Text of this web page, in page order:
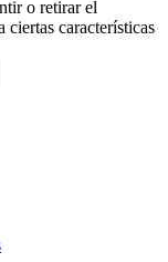
o retirar el
ciertas características